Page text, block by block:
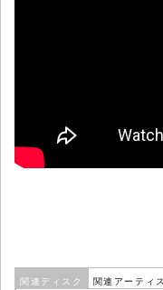
関連ディスク 関連アーティ